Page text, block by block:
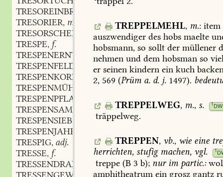
TRESOREINBRUCH
TRESORIER, m.
TRESORSCHEIN
m.
TRESPE, f.
TRESPENERNTE
TRESPENFELD
TRESPENKORN
TRESPENMÜHLE
TRESPENPFLANZE
TRESPENSAME
TRESPENSIEB
TRESPENJAHR
TRESPIG, adj.
TRESSE, f.
TRESSENDRAHT
TREPPELMEHL, m.:item
auszwendiger des hobs maelte
hobsmann, so sollt der müllener
nehmen und dem hobsman so
er seinen kindern ein kuch
2, 569 (Prüm a. d. j. 1497).
TREPPELWEG, m., s. 1
träppelweg.
TREPPEN, vb., wieeine
herrichten, stufigmachen, vgl. 1
treppe (B 3 b); nurim partic.:
amphitheatrum ein grosz gantz